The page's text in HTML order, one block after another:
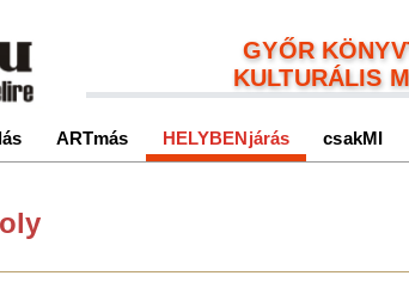
GYŐR
KULTURÁLIS
ARTmás HELYBENjárás csakMI